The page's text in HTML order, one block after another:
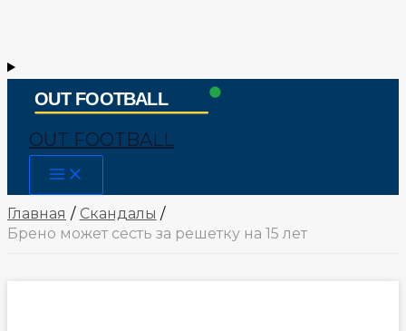
OUT FOOTBALL
Main
Menu
Главная
Скандалы
Брено может сесть за решетку на 15 лет